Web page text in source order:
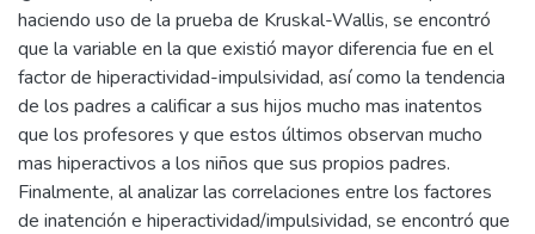
haciendo uso de la prueba de Kruskal-Wallis, se encontró
que la variable en la que existió mayor diferencia fue en el
factor de hiperactividad-impulsividad, así como la tendencia
de los padres a calificar a sus hijos mucho mas inatentos
que los profesores y que estos últimos observan mucho
mas hiperactivos a los niños que sus propios padres.
Finalmente, al analizar las correlaciones entre los factores
de inatención e hiperactividad/impulsividad, se encontró que